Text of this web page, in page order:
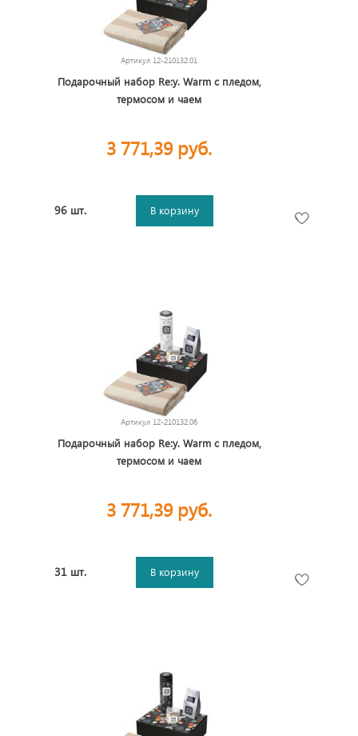
Артикул 12-210132.01
Подарочный набор Re:y. Warm с пледом,
термосом и чаем
3 771,39 руб.
96 шт. В корзину
Артикул 12-210132.06
Подарочный набор Re:y. Warm с пледом,
термосом и чаем
3 771,39 руб.
31 шт. В корзину